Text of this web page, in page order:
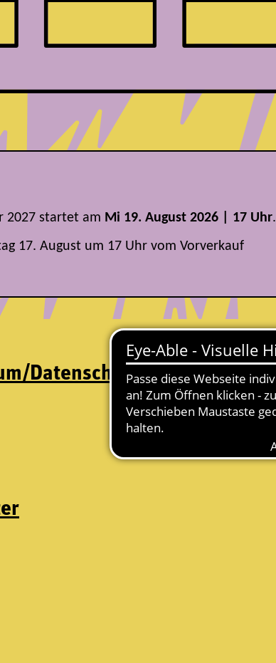
2027 startet am Mi 19. August 2026 | 17 Uhr.
17. August um 17 Uhr vom Vorverkauf
Datenschutz Folge uns